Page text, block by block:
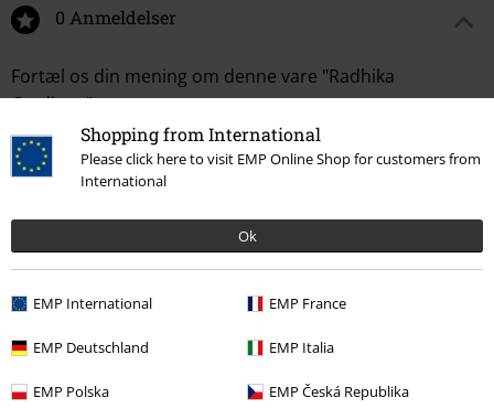
Shopping from International
Please click here to visit EMP Online Shop for customers from
International
Ok
EMP International EMP France
EMP Deutschland EMP Italia
EMP Polska EMP Česká Republika
0 Anmeldelser
Fortæl os din mening om denne vare "Radhika
Cardigan".
Skriv anmeldelse
Senest besøgt